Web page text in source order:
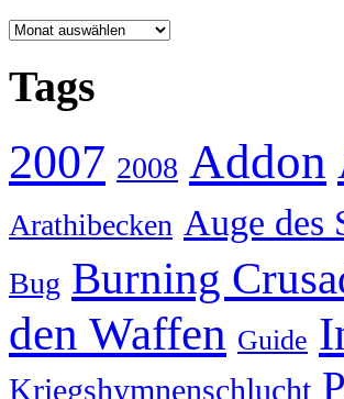
Archiv
Tags
2007 2008 Addon
Arathibecken Auge des
Bug Burning
den Waffen Guide
Kriegshymnenschlucht